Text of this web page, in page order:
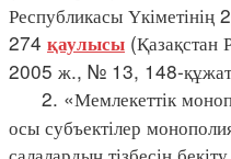
Республикасы
274 қаулысы
2005 ж., № 13, 148-
2. «Мемлекеттік
осы субъектілер